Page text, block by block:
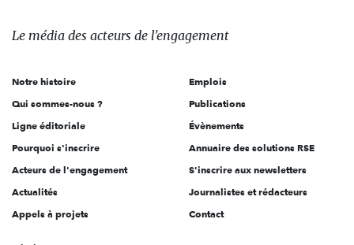
des
l'engagement
Le média des acteurs de l'engagement
Notre histoire
Qui sommes-nous ?
Ligne éditoriale
Pourquoi s'inscrire
Acteurs de l'engagement
Actualités
Appels à projets
Emplois
Publications
Évènements
Annuaire des solutions RSE
S'inscrire aux newsletters
Journalistes et rédacteurs
Contact